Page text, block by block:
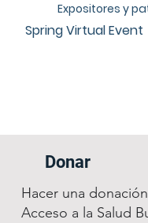
Donar
Hacer una
Acceso a la Salud
Expositores y
Spring Virtual Event